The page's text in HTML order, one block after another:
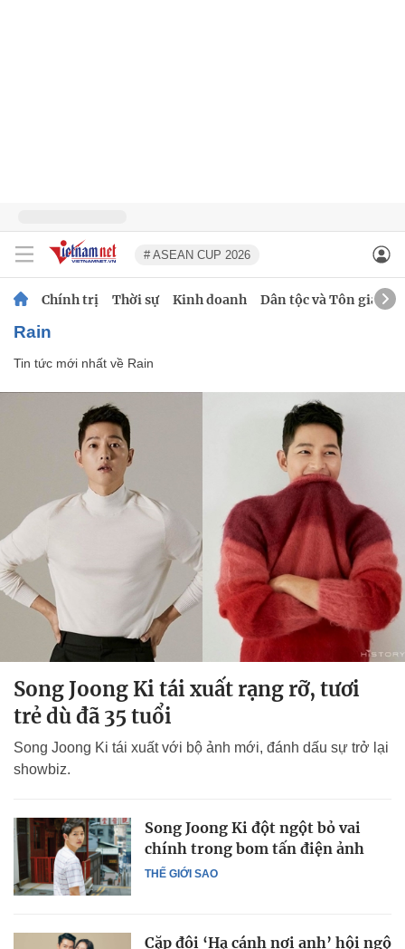
# ASEAN CUP 2026
Chính trị Thời sự Kinh doanh Dân tộc và Tôn giáo
Rain
Tin tức mới nhất về Rain
Song Joong Ki tái xuất rạng rỡ, tươi
trẻ dù đã 35 tuổi
Song Joong Ki tái xuất với bộ ảnh mới, đánh dấu sự trở lại
showbiz.
THẾ GIỚI SAO
Song Joong Ki đột ngột bỏ vai
chính trong bom tấn điện ảnh
Cặp đôi ‘Hạ cánh nơi anh’ hội ngộ